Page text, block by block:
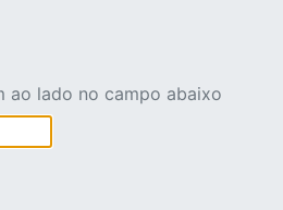
ao lado no campo abaixo